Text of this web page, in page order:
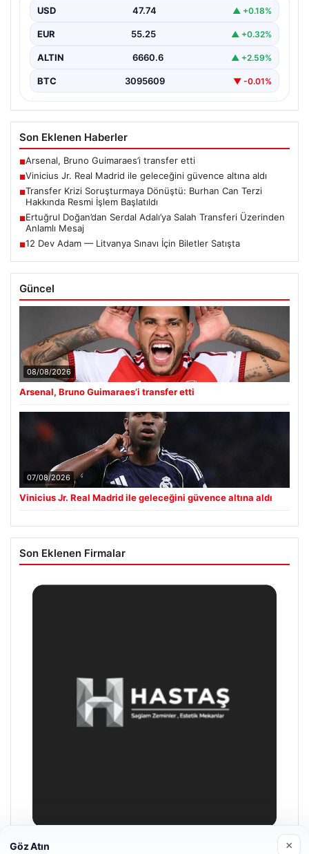
Vinicius Junior için beklenen karar açıklandı. Real
Madrid,…
USD 47.74 ▲ +0.18%
EUR 55.25 ▲ +0.32%
ALTIN 6660.6 ▲ +2.59%
BTC 3095609 ▼ -0.01%
Son Eklenen Haberler
■Arsenal, Bruno Guimaraes’i transfer etti
■Vinicius Jr. Real Madrid ile geleceğini güvence altına aldı
■Transfer Krizi Soruşturmaya Dönüştü: Burhan Can Terzi
Hakkında Resmi İşlem Başlatıldı
■Ertuğrul Doğan’dan Serdal Adalı’ya Salah Transferi Üzerinden
Anlamlı Mesaj
■12 Dev Adam — Litvanya Sınavı İçin Biletler Satışta
Güncel
08/08/2026
Arsenal, Bruno Guimaraes’i transfer etti
07/08/2026
Vinicius Jr. Real Madrid ile geleceğini güvence altına aldı
Son Eklenen Firmalar
Göz Atın ×